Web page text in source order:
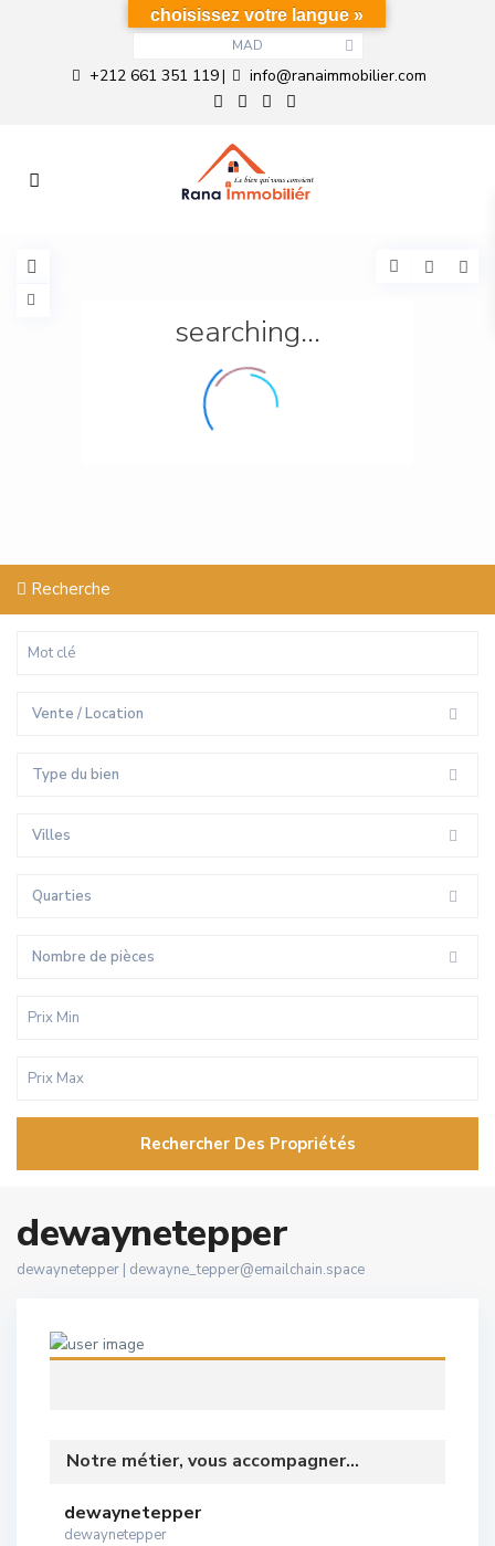
MAD
+212 661 351 119| info@ranaimmobilier.com
searching...
Recherche
Vente / Location
Type du bien
Villes
Quarties
Nombre de pièces
Rechercher Des Propriétés
dewaynetepper
dewaynetepper | dewayne_tepper@emailchain.space
Notre métier, vous accompagner...
dewaynetepper
dewaynetepper
choisissez votre langue »